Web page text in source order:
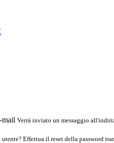
mail Verrà inviato un messaggio
Effettua il reset della password